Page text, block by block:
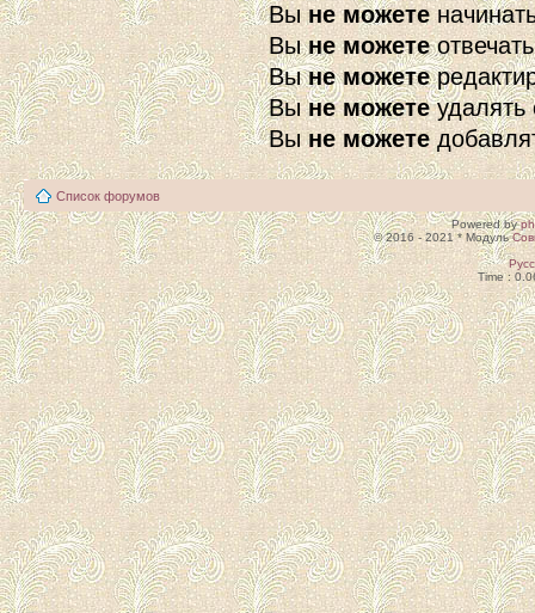
Выне можете
Выне можете
Выне можете
Выне можетеудалять
Выне можете
Список форумов
Powered by
© 2016 - 2021 * Модуль
Time :